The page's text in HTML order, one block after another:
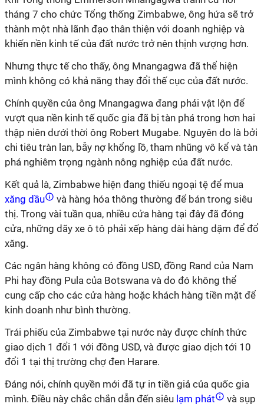
tháng 7 cho chức Tổng thống Zimbabwe, ông hứa sẽ trở
thành một nhà lãnh đạo thân thiện với doanh nghiệp và
khiến nền kinh tế của đất nước trở nên thịnh vượng hơn.
Nhưng thực tế cho thấy, ông Mnangagwa đã thể hiện
mình không có khả năng thay đổi thế cục của đất nước.
Chính quyền của ông Mnangagwa đang phải vật lộn để
vượt qua nền kinh tế quốc gia đã bị tàn phá trong hơn hai
thập niên dưới thời ông Robert Mugabe. Nguyên do là bởi
chi tiêu tràn lan, bẫy nợ khổng lồ, tham nhũng vô kể và tàn
phá nghiêm trọng ngành nông nghiệp của đất nước.
Kết quả là, Zimbabwe hiện đang thiếu ngoại tệ để mua
xăng dầu
và hàng hóa thông thường để bán trong siêu
thị. Trong vài tuần qua, nhiều cửa hàng tại đây đã đóng
cửa, những dãy xe ô tô phải xếp hàng dài hàng dặm để đổ
xăng.
Các ngân hàng không có đồng USD, đồng Rand của Nam
Phi hay đồng Pula của Botswana và do đó không thể
cung cấp cho các cửa hàng hoặc khách hàng tiền mặt để
kinh doanh như bình thường.
Trái phiếu của Zimbabwe tại nước này được chính thức
giao dịch 1 đổi 1 với đồng USD, và được giao dịch tới 10
đổi 1 tại thị trường chợ đen Harare.
Đáng nói, chính quyền mới đã tự in tiền giả của quốc gia
mình. Điều này chắc chắn dẫn đến siêu lạm phát
và sụp